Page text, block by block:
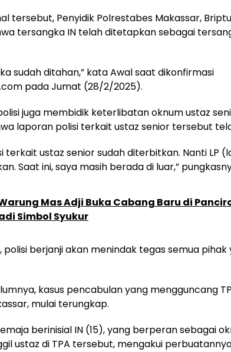
tersebut, Penyidik Polrestabes Makassar,
tersangka IN telah ditetapkan sebagai
sudah ditahan,” kata Awal saat dikonfirmasi
pada Jumat (28/2/2025).
juga membidik keterlibatan oknum ustaz
laporan polisi terkait ustaz senior tersebut
terkait ustaz senior sudah diterbitkan. Nanti LP
Saat ini, saya masih berada di luar,”
Mas Adji Buka Cabang Baru di
Simbol Syukur
polisi berjanji akan menindak tegas semua
kasus pencabulan yang mengguncang
mulai terungkap.
berinisial IN (15), yang berperan sebagai
ustaz di TPA tersebut, mengakui